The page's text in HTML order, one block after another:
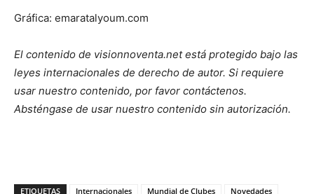
Gráfica: emaratalyoum.com
El contenido de visionnoventa.net está protegido bajo las
leyes internacionales de derecho de autor. Si requiere
usar nuestro contenido, por favor contáctenos.
Absténgase de usar nuestro contenido sin autorización.
ETIQUETAS Internacionales Mundial de Clubes Novedades